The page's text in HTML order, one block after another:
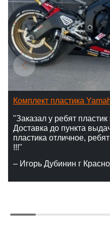
Комплект пластика
"Заказал у ребят
Доставка до пункта
пластика отличное,
!!!"
– Игорь Дубинин г